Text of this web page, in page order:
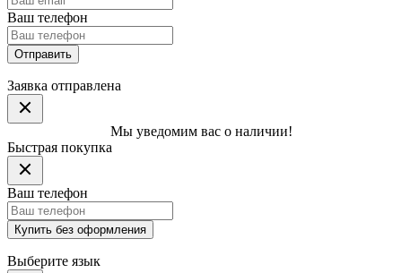
Ваш телефон
Отправить
Заявка отправлена
Мы уведомим вас о наличии!
Быстрая покупка
Ваш телефон
Купить без оформления
Выберите язык